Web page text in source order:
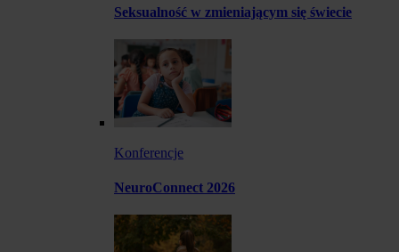
Seksualność w zmieniającym się świecie
Konferencje
NeuroConnect 2026